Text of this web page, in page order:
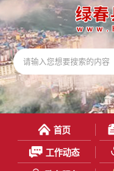
首页
工作动态